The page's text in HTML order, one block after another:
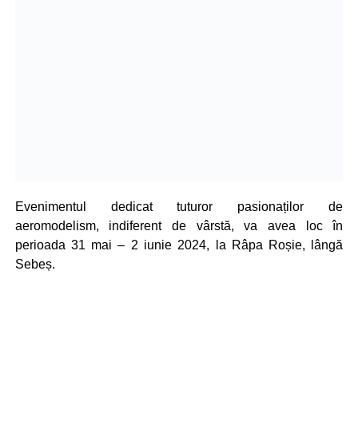
Evenimentul dedicat tuturor pasionaților de
aeromodelism, indiferent de vârstă, va avea loc în
perioada 31 mai – 2 iunie 2024, la Râpa Roșie, lângă
Sebeș.